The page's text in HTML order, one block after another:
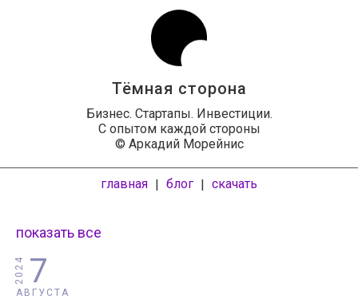
Тёмная сторона
Бизнес. Стартапы. Инвестиции.
С опытом каждой стороны
© Аркадий Морейнис
главная | блог | скачать
показать все
7
АВГУСТА
2024